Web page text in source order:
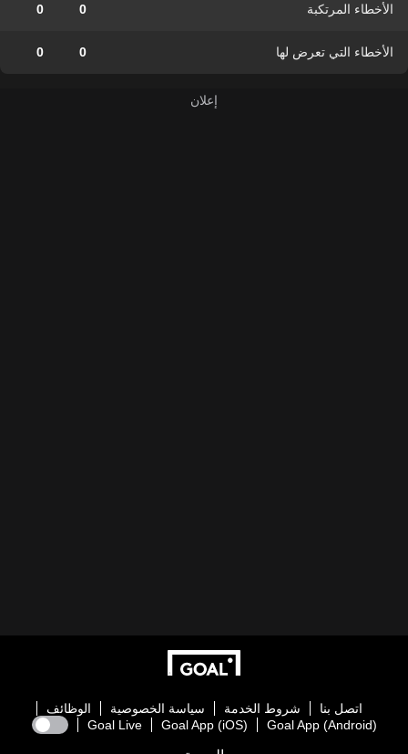
الأخطاء المرتكبة 0
0
الأخطاء التي تعرض لها 0
0
اتصل بنا شروط الخدمة سياسة الخصوصية
الوظائف
Goal App (Android)
Goal App (iOS)
Goal Live